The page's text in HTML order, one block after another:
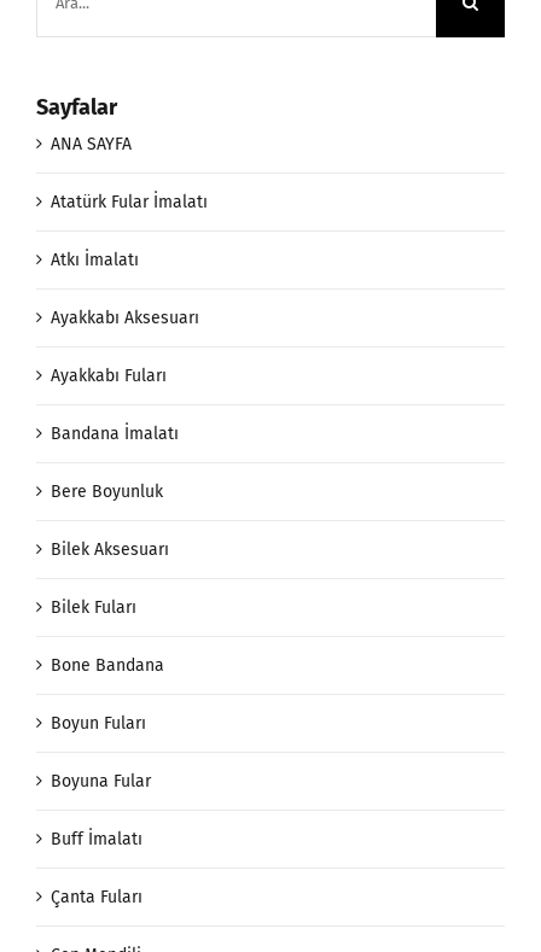
Sayfalar
ANA SAYFA
Atatürk Fular İmalatı
Atkı İmalatı
Ayakkabı Aksesuarı
Ayakkabı Fuları
Bandana İmalatı
Bere Boyunluk
Bilek Aksesuarı
Bilek Fuları
Bone Bandana
Boyun Fuları
Boyuna Fular
Buff İmalatı
Çanta Fuları